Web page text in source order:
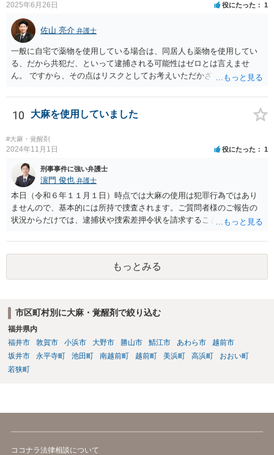
2025年6月26日 役にたった 1
佐山 亮介 弁護士
一般に自宅で薬物を使用している場合は、同居人も薬物を使用してい
る、だから共犯だ、といって逮捕される可能性はゼロとは言えませ
ん。 ですから、その点はリスクとしてお考えいただかざるを得ないと
護士の支援はほぼ必須と思っていただいた方が良いと考えます。 弁護
士費用の確保（場合によっては法テラスの利用）、ご主人が逮捕され
ングを見計らって弁護士同席で警察に相談しに行き、以後はシェルタ
ーに身を隠しながら離婚調停・離婚訴訟を進めていくのが良いと考え
ます。
10 大麻を使用していました
#大麻・覚醒剤
2024年11月1日 役にたった 1
刑事事件に強い弁護士
濵門 俊也 弁護士
本日（令和６年１１月１日）時点では大麻の使用は犯罪行為ではあり
ませんので、基本的には所持で捜査されます。ご質問者様のご報告の
状況からだけでは、逮捕状や捜索差押令状を請求することは難しいと
もっとみる
市区町村別に大麻・覚醒剤で絞り込む
福井県内
福井市
敦賀市 小浜市 大野市 勝山市 鯖江市 あわら市
越前市
坂井市
永平寺町 池田町 南越前町 越前町 美浜町 高浜町
おおい町
若狭町
ココナラ法律相談について